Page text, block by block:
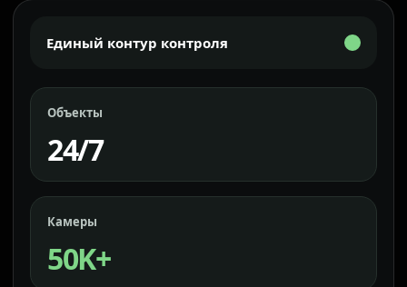
Единый контур контроля
Объекты
24/7
Камеры
50K+